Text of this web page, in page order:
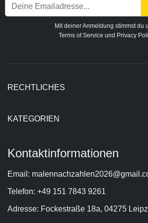
Mit deiner Anmeldung stimmst du
Terms of Service und Privacy
RECHTLICHES
KATEGORIEN
Kontaktinformationen
Email:
Telefon: +49 151 7843 9261
Adresse: Fockestraße 18a, 04275